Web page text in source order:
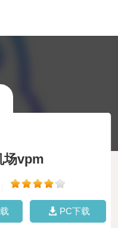
场vpm
PC下载